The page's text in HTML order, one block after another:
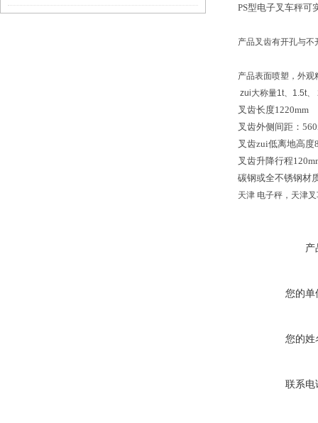
PS型电子叉车秤
产品叉齿有开孔与
产品表面喷塑，外
zui大称量1t、1.5t、
叉齿长度1220mm
叉齿外侧间距：
叉齿zui低离地高度
叉齿升降行程
碳钢或全不锈钢材
天津 电子秤，天津
产
您的单
您的姓
联系电